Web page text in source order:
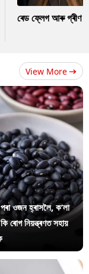
ৰেড ফ্লেগ আৰু গ্ৰীণ
View More
পৰা ওজন হ্ৰাসলৈ, ক’লা
ৰোগ নিয়ন্ত্ৰণত সহায়